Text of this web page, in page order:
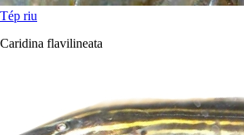
Tép riu
Caridina flavilineata